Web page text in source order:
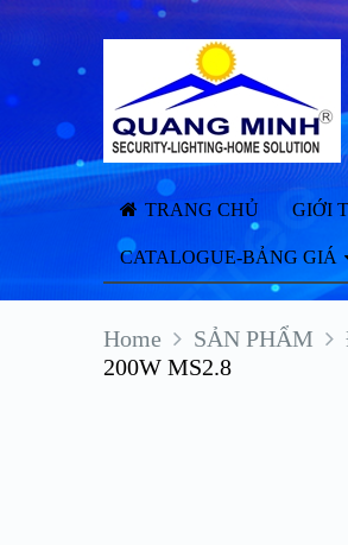
TRANG CHỦ GIỚI
CATALOGUE-BẢNG GIÁ
Home SẢN PHẨM
200W MS2.8